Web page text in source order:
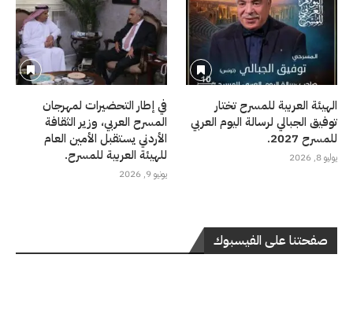
الهيئة العربية للمسرح تختار
توفيق الجبالي لرسالة اليوم العربي
للمسرح 2027.
يوليو 8, 2026
في إطار التحضيرات لمهرجان
المسرح العربي، وزير الثقافة
الأردني يستقبل الأمين العام
للهيئة العربية للمسرح.
يونيو 9, 2026
صفحتنا على الفيسبوك